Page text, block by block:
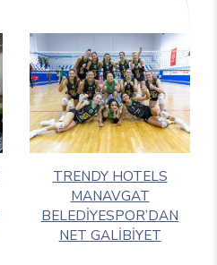
TRENDY HOTELS
MANAVGAT
BELEDİYESPOR’DAN
NET GALİBİYET